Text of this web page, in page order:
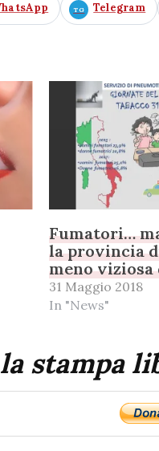
Telegram
Fumatori…
la provincia
meno viziosa
31 Maggio 2018
In "News"
stampa